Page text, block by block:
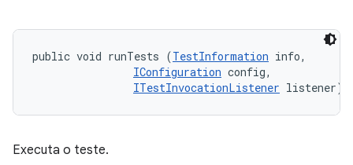
public void runTests (TestInformation info,
IConfiguration config,
ITestInvocationListener listener)
Executa o teste.